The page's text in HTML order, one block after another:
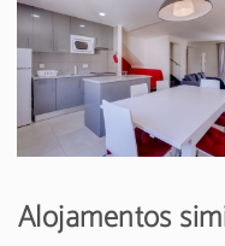
Alojamentos